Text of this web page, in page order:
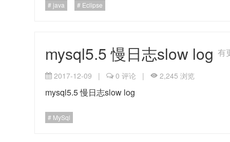
java Eclipse
mysql5.5 慢日志slow log有
2017-12-09 | 0 评论 | 2,245 浏览
mysql5.5 慢日志slow log
MySql